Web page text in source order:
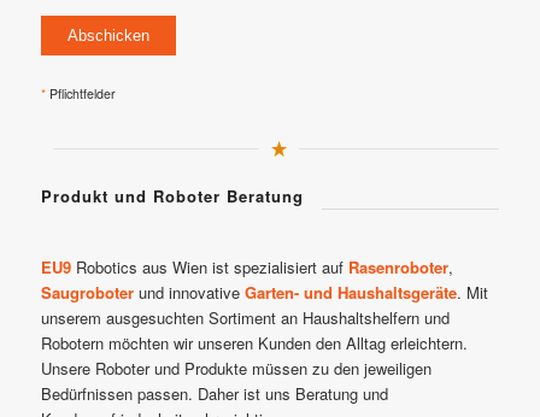
*Pflichtfelder
Produkt und Roboter Beratung
EU9Robotics aus Wien ist spezialisiert auf Rasenroboter,
Saugroboterund innovative Garten- und Haushaltsgeräte. Mit
unserem ausgesuchten Sortiment an Haushaltshelfern und
Robotern möchten wir unseren Kunden den Alltag erleichtern.
Unsere Roboter und Produkte müssen zu den jeweiligen
Bedürfnissen passen. Daher ist uns Beratung und